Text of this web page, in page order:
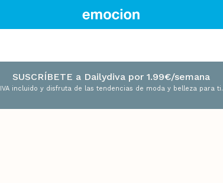
SUSCRÍBETE a Dailydiva por 1.99€/semana
IVA incluido y disfruta de las tendencias de moda y belleza para ti.